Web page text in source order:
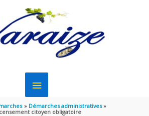
MENU
PRINCIPAL
Démarches administratives
citoyen obligatoire